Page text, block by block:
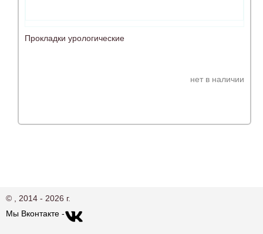
Прокладки урологические
нет в наличии
© , 2014 - 2026 г.
Мы Вконтакте -